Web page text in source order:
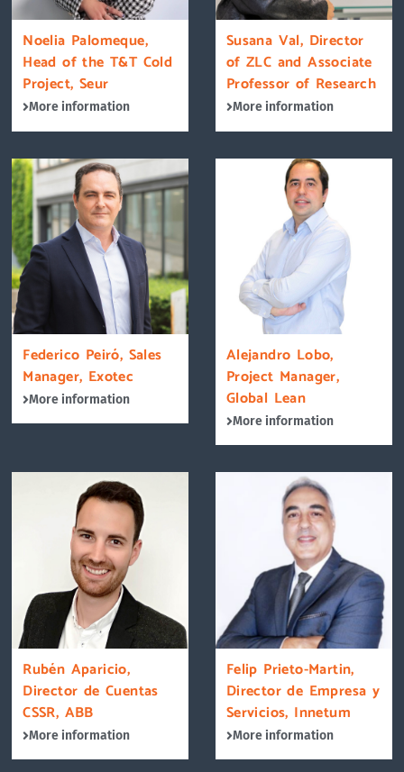
Noelia Palomeque,
Head of the T&T Cold
Project, Seur
More information
Susana Val, Director
of ZLC and Associate
Professor of Research
More information
Federico Peiró, Sales
Manager, Exotec
More information
Alejandro Lobo,
Project Manager,
Global Lean
More information
Rubén Aparicio,
Director de Cuentas
CSSR, ABB
More information
Felip Prieto-Martin,
Director de Empresa y
Servicios, Innetum
More information